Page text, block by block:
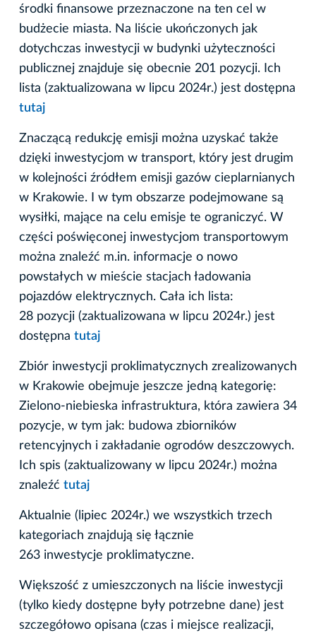
środki finansowe przeznaczone na ten cel w
budżecie miasta. Na liście ukończonych jak
dotychczas inwestycji w budynki użyteczności
publicznej znajduje się obecnie 201 pozycji. Ich
lista (zaktualizowana w lipcu 2024r.) jest dostępna
tutaj
Znaczącą redukcję emisji można uzyskać także
dzięki inwestycjom w transport, który jest drugim
w kolejności źródłem emisji gazów cieplarnianych
w Krakowie. I w tym obszarze podejmowane są
wysiłki, mające na celu emisje te ograniczyć. W
części poświęconej inwestycjom transportowym
można znaleźć m.in. informacje o nowo
powstałych w mieście stacjach ładowania
pojazdów elektrycznych. Cała ich lista:
28 pozycji (zaktualizowana w lipcu 2024r.) jest
dostępna tutaj
Zbiór inwestycji proklimatycznych zrealizowanych
w Krakowie obejmuje jeszcze jedną kategorię:
Zielono-niebieska infrastruktura, która zawiera 34
pozycje, w tym jak: budowa zbiorników
retencyjnych i zakładanie ogrodów deszczowych.
Ich spis (zaktualizowany w lipcu 2024r.) można
znaleźć tutaj
Aktualnie (lipiec 2024r.) we wszystkich trzech
kategoriach znajdują się łącznie
263 inwestycje proklimatyczne.
Większość z umieszczonych na liście inwestycji
(tylko kiedy dostępne były potrzebne dane) jest
szczegółowo opisana (czas i miejsce realizacji,